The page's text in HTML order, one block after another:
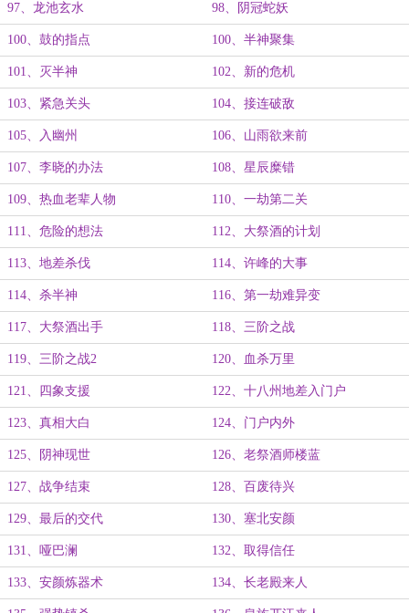
97、龙池玄水 98、阴冠蛇妖
100、鼓的指点 100、半神聚集
101、灭半神 102、新的危机
103、紧急关头 104、接连破敌
105、入幽州 106、山雨欲来前
107、李晓的办法 108、星辰糜错
109、热血老辈人物 110、一劫第二关
111、危险的想法 112、大祭酒的计划
113、地差杀伐 114、许峰的大事
114、杀半神 116、第一劫难异变
117、大祭酒出手 118、三阶之战
119、三阶之战2 120、血杀万里
121、四象支援 122、十八州地差入门户
123、真相大白 124、门户内外
125、阴神现世 126、老祭酒师楼蓝
127、战争结束 128、百废待兴
129、最后的交代 130、塞北安颜
131、哑巴澜 132、取得信任
133、安颜炼器术 134、长老殿来人